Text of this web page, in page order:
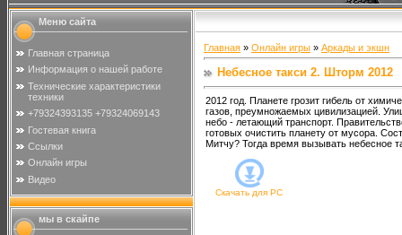
Меню сайта
Главная страница
Информация о нашей работе
Технические характеристики
техники
+79324393135 +79324069143
Гостевая книга
Ссылки
Онлайн игры
Видео
мы в скайпе
Главная » Онлайн игры » Аркады и экшн
Небесное такси 2. Шторм 2012
2012 год. Планете грозит гибель от
газов, преумножаемых цивилизацией.
небо - летающий транспорт.
готовых очистить планету от мусора.
Митчу? Тогда время вызывать небесное
Скачать для PC